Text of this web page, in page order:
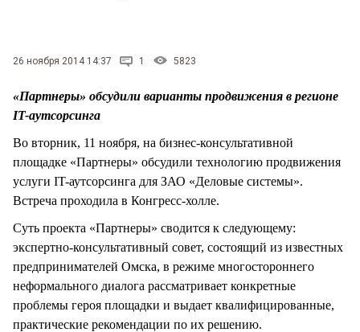
26 ноября 2014 14:37 1 5823
«Партнеры» обсудили варианты продвижения в регионе
IT-аутсорсинга
Во вторник, 11 ноября, на бизнес-консультативной
площадке «Партнеры» обсудили технологию продвижения
услуги IT-аутсорсинга для ЗАО «Деловые системы».
Встреча проходила в Конгресс-холле.
Суть проекта «Партнеры» сводится к следующему:
экспертно-консультативный совет, состоящий из известных
предпринимателей Омска, в режиме многостороннего
неформального диалога рассматривает конкретные
проблемы героя площадки и выдает квалифицированные,
практические рекомендации по их решению.